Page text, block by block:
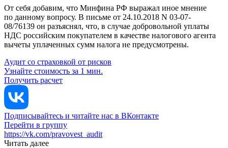
От себя добавим, что Минфина РФ выражал иное мнение
по данному вопросу. В письме от 24.10.2018 N 03-07-
08/76139 он разъяснял, что, в случае добровольной уплаты
НДС российским покупателем в качестве налогового агента
вычеты уплаченных сумм налога не предусмотрены.
Аудит со страховкой от рисков
Узнайте стоимость за 1 мин.
Получить расчет
Подписывайтесь и читайте нас в ВКонтакте
Перейти в группу
https://vk.com/pravovest_audit
Читать далее